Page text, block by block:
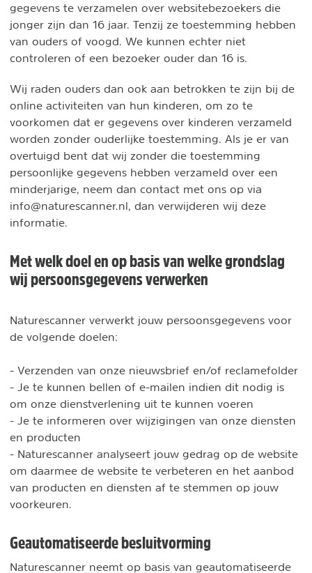
gegevens te verzamelen over websitebezoekers die
jonger zijn dan 16 jaar. Tenzij ze toestemming hebben
van ouders of voogd. We kunnen echter niet
controleren of een bezoeker ouder dan 16 is.
Wij raden ouders dan ook aan betrokken te zijn bij de
online activiteiten van hun kinderen, om zo te
voorkomen dat er gegevens over kinderen verzameld
worden zonder ouderlijke toestemming. Als je er van
overtuigd bent dat wij zonder die toestemming
persoonlijke gegevens hebben verzameld over een
minderjarige, neem dan contact met ons op via
info@naturescanner.nl, dan verwijderen wij deze
informatie.
Met welk doel en op basis van welke grondslag
wij persoonsgegevens verwerken
Naturescanner verwerkt jouw persoonsgegevens voor
de volgende doelen:
- Verzenden van onze nieuwsbrief en/of reclamefolder
- Je te kunnen bellen of e-mailen indien dit nodig is
om onze dienstverlening uit te kunnen voeren
- Je te informeren over wijzigingen van onze diensten
en producten
- Naturescanner analyseert jouw gedrag op de website
om daarmee de website te verbeteren en het aanbod
van producten en diensten af te stemmen op jouw
voorkeuren.
Geautomatiseerde besluitvorming
Naturescanner neemt op basis van geautomatiseerde